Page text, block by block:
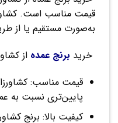
قیمت مناسب است.
به‌صورت مستقیم یا از
خرید برنج عمده از
قیمت مناسب:
پایین‌تری نسبت به
کیفیت بالا: برنج